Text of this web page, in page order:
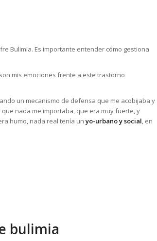
Bulimia. Es importante entender cómo gestiona
mis emociones frente a este trastorno
un mecanismo de defensa que me acobijaba y
nada me importaba, que era muy fuerte, y
humo, nada real tenía unyo-urbano y social, en
bulimia